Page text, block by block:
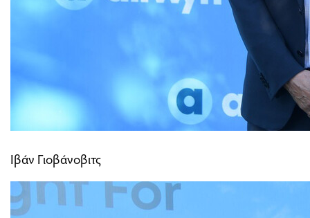
Ιβάν Γιοβάνοβιτς